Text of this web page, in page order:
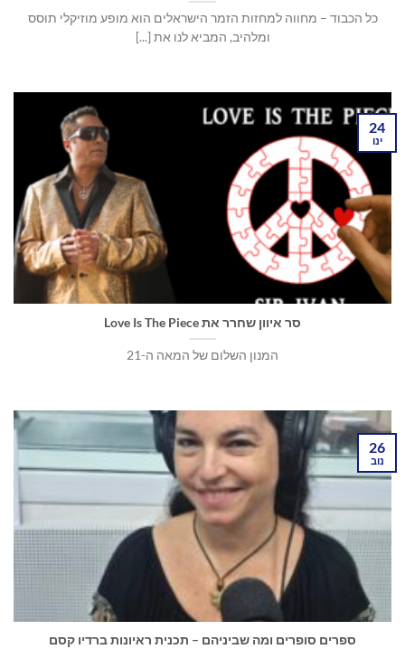
כל הכבוד – מחווה למחזות הזמר הישראלים הוא מופע מוזיקלי תוסס
ומלהיב, המביא לנו את [...]
סר איוון שחרר את Love Is The Piece
המנון השלום של המאה ה-21
24
ינו
ספרים סופרים ומה שביניהם – תכנית ראיונות ברדיו קסם
26
נוב